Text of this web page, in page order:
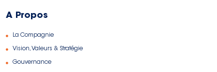
A Propos
La Compagnie
Vision, Valeurs & Stratégie
Gouvernance